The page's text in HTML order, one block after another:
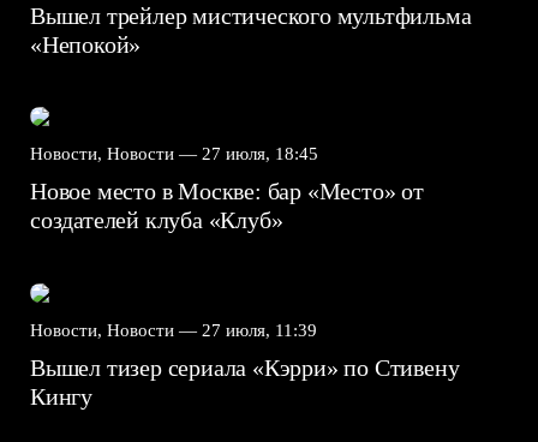
Вышел трейлер мистического мультфильма
«Непокой»
Новости, Новости — 27 июля, 18:45
Новое место в Москве: бар «Место» от
создателей клуба «Клуб»
Новости, Новости — 27 июля, 11:39
Вышел тизер сериала «Кэрри» по Стивену
Кингу